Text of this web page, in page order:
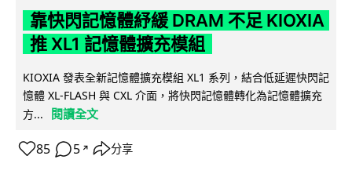
靠快閃記憶體紓緩 DRAM 不足 KIOXIA
推 XL1 記憶體擴充模組
KIOXIA 發表全新記憶體擴充模組 XL1 系列，結合低延遲快閃記
憶體 XL-FLASH 與 CXL 介面，將快閃記憶體轉化為記憶體擴充
方...
閱讀全文
85 5 ↗ 分享